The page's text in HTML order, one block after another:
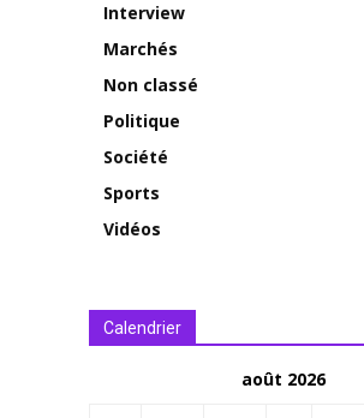
Interview
Marchés
Non classé
Politique
Société
Sports
Vidéos
Calendrier
août 2026